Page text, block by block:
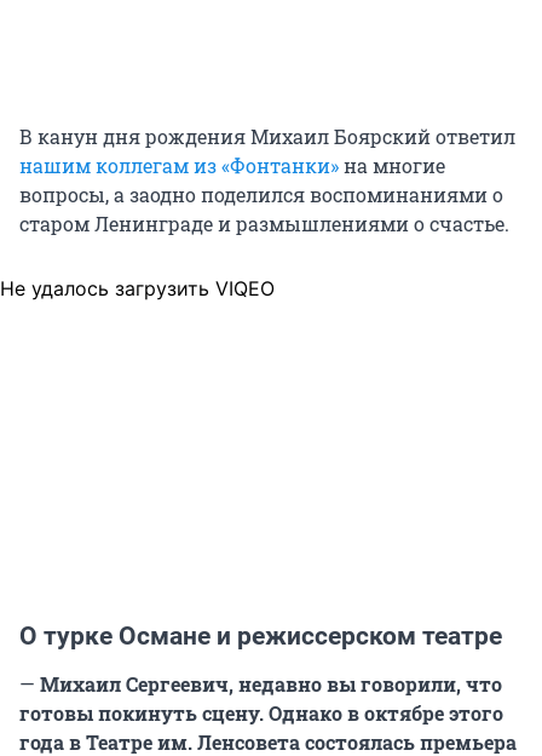
В канун дня рождения Михаил Боярский ответил
нашим коллегам из «Фонтанки»на многие
вопросы, а заодно поделился воспоминаниями о
старом Ленинграде и размышлениями о счастье.
Не удалось загрузить VIQEO
О турке Османе и режиссерском театре
— Михаил Сергеевич, недавно вы говорили, что
готовы покинуть сцену. Однако в октябре этого
года в Театре им. Ленсовета состоялась премьера